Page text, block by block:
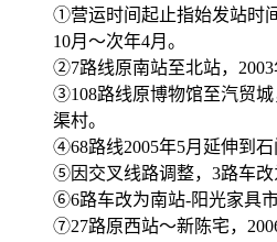
①营运时间起止指始发站时
10月～次年4月。
②7路线原南站至北站，2003
③108路线原博物馆至汽贸城
渠村。
④68路线2005年5月延伸到石
⑤因交叉线路调整，3路车改
⑥6路车改为南站-阳光家具市
⑦27路原西站～新陈宅，